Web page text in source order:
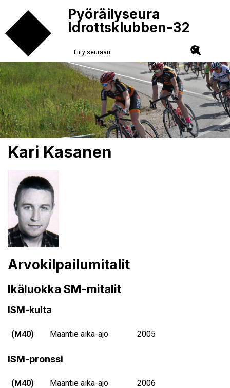
Pyöräilyseura
Idrottsklubben-32
Liity seuraan
Kari Kasanen
Arvokilpailumitalit
Ikäluokka SM-mitalit
ISM-kulta
(M40) Maantie aika-ajo 2005
ISM-pronssi
(M40) Maantie aika-ajo 2006